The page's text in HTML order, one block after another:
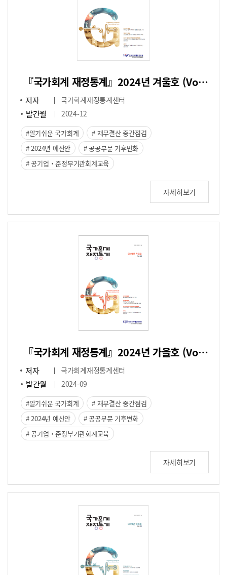
『국가회계 재정통계』2024년 겨울호 (Vol.41)
저자 국가회계재정통계센터
발간월 2024-12
알기쉬운 국가회계
재무결산 중간점검
2024년 예산안
공공부문 기후변화
공기업・준정부기관회계교육
자세히보기
『국가회계 재정통계』2024년 가을호 (Vol.40)
저자 국가회계재정통계센터
발간월 2024-09
알기쉬운 국가회계
재무결산 중간점검
2024년 예산안
공공부문 기후변화
공기업・준정부기관회계교육
자세히보기